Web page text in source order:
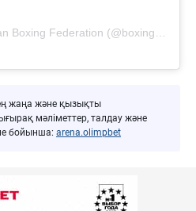
Публикация от Kazakhstan Boxing Federation (@boxingkazakhstan)
жаңа және қызықты
мәліметтер, талдау және
бойынша: arena.olimpbet